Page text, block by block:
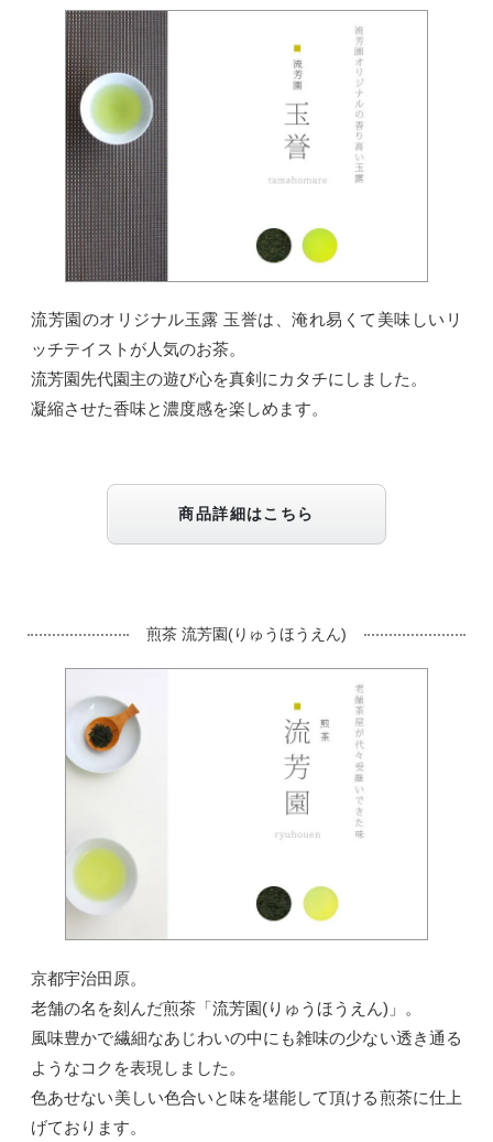
流芳園のオリジナル玉露 玉誉は、淹れ易くて美味しいリ
ッチテイストが人気のお茶。
流芳園先代園主の遊び心を真剣にカタチにしました。
凝縮させた香味と濃度感を楽しめます。
商品詳細はこちら
煎茶 流芳園(りゅうほうえん)
京都宇治田原。
老舗の名を刻んだ煎茶「流芳園(りゅうほうえん)」。
風味豊かで繊細なあじわいの中にも雑味の少ない透き通る
ようなコクを表現しました。
色あせない美しい色合いと味を堪能して頂ける煎茶に仕上
げております。